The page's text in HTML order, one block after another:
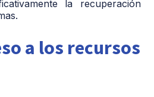
la recuperación
a los recursos